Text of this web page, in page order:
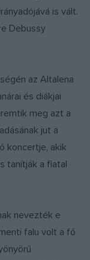
is vált.
Debussy
az Altalena
és diákjai
meg azt a
jut a
koncertje, akik
tanítják a fiatal
nevezték e
falu volt a fő